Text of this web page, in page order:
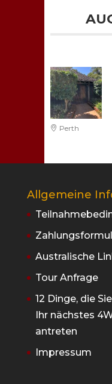
Perth
Allgemeine
Australische
Tour Anfrage
12 Dinge, die
Ihr nächstes
antreten
Impressum